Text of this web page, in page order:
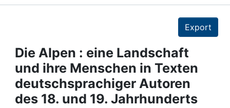
Projects
People
Institutions
Export
Die Alpen : eine Landschaft
und ihre Menschen in Texten
deutschsprachiger Autoren
des 18. und 19. Jahrhunderts